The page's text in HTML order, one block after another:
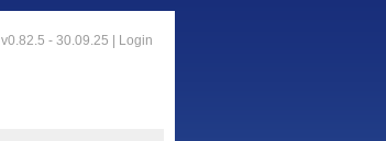
v0.82.5 - 30.09.25 | Login